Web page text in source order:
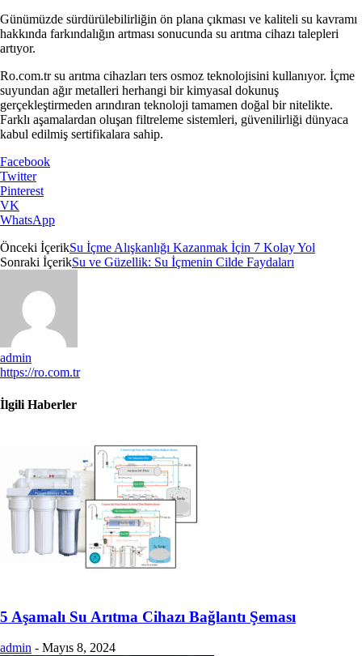
Günümüzde sürdürülebilirliğin ön plana çıkması ve kaliteli su kavramı
hakkında farkındalığın artması sonucunda su arıtma cihazı talepleri
artıyor.
Ro.com.tr su arıtma cihazları ters osmoz teknolojisini kullanıyor. İçme
suyundan ağır metalleri herhangi bir kimyasal dokunuş
gerçekleştirmeden arındıran teknoloji tamamen doğal bir nitelikte.
Farklı aşamalardan oluşan filtreleme sistemleri, güvenilirliği dünyaca
kabul edilmiş sertifikalara sahip.
Facebook
Twitter
Pinterest
VK
WhatsApp
Önceki İçerikSu İçme Alışkanlığı Kazanmak İçin 7 Kolay Yol
Sonraki İçerikSu ve Güzellik: Su İçmenin Cilde Faydaları
admin
https://ro.com.tr
İlgili Haberler
5 Aşamalı Su Arıtma Cihazı Bağlantı Şeması
admin - Mayıs 8, 2024